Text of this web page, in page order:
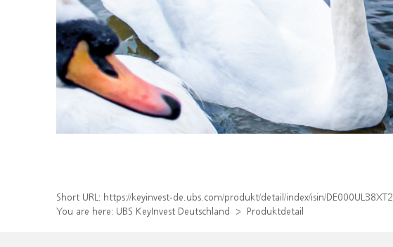
Short URL: https://keyinvest-de.ubs.com/produkt/detail/index/isin/DE000UL38XT2
You are here: UBS KeyInvest Deutschland Produktdetail